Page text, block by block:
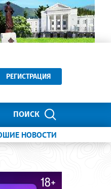
РЕГИСТРАЦИЯ
ПОИСК
НОВОСТИ